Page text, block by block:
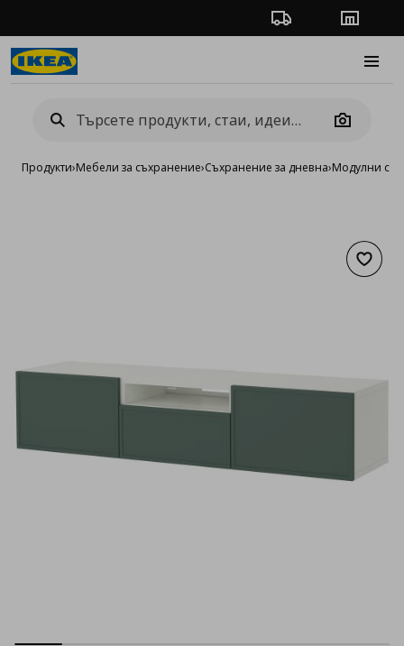
Проследяване на
Camera
Продукти›Мебели за съхранение›Съхранение за дневна›Модулни